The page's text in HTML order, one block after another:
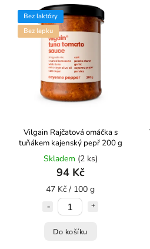
Bez laktózy
Bez lepku
Vilgain Rajčatová omáčka s
tuňákem ⁠kajenský pepř 200 g
Skladem (2 ks)
94 Kč
47 Kč / 100 g
Do košíku